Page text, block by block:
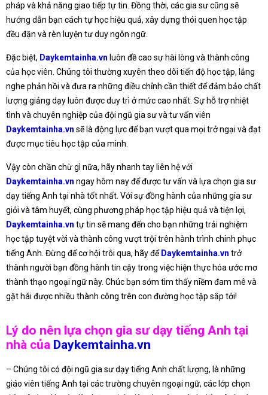
pháp và khả năng giao tiếp tự tin. Đồng thời, các gia sư cũng sẽ
hướng dẫn bạn cách tự học hiệu quả, xây dựng thói quen học tập
đều đặn và rèn luyện tư duy ngôn ngữ.
Đặc biệt, Daykemtainha.vn luôn đề cao sự hài lòng và thành công
của học viên. Chúng tôi thường xuyên theo dõi tiến độ học tập, lắng
nghe phản hồi và đưa ra những điều chỉnh cần thiết để đảm bảo chất
lượng giảng dạy luôn được duy trì ở mức cao nhất. Sự hỗ trợ nhiệt
tình và chuyên nghiệp của đội ngũ gia sư và tư vấn viên
Daykemtainha.vn sẽ là động lực để bạn vượt qua mọi trở ngại và đạt
được mục tiêu học tập của mình.
Vậy còn chần chừ gì nữa, hãy nhanh tay liên hệ với
Daykemtainha.vn ngay hôm nay để được tư vấn và lựa chọn gia sư
dạy tiếng Anh tại nhà tốt nhất. Với sự đồng hành của những gia sư
giỏi và tâm huyết, cùng phương pháp học tập hiệu quả và tiện lợi,
Daykemtainha.vn tự tin sẽ mang đến cho bạn những trải nghiệm
học tập tuyệt vời và thành công vượt trội trên hành trình chinh phục
tiếng Anh. Đừng để cơ hội trôi qua, hãy để Daykemtainha.vn trở
thành người bạn đồng hành tin cậy trong việc hiện thực hóa ước mơ
thành thạo ngoại ngữ này. Chúc bạn sớm tìm thấy niềm đam mê và
gặt hái được nhiều thành công trên con đường học tập sắp tới!
Lý do nên lựa chọn gia sư dạy tiếng Anh tại
nhà của Daykemtainha.vn
– Chúng tôi có đội ngũ gia sư dạy tiếng Anh chất lượng, là những
giáo viên tiếng Anh tại các trường chuyên ngoại ngữ, các lớp chọn